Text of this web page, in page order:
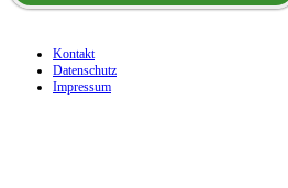
Kontakt
Datenschutz
Impressum